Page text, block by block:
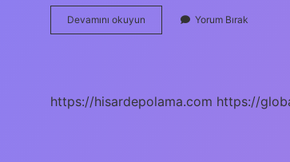
Devamını okuyun Madecassol
Sivilcelere
Yorum Bırak
https://hisardepolama.com https://